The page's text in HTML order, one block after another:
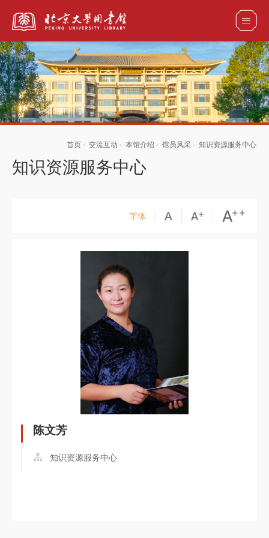
全部资源
首页 - 交流互动 - 本馆介绍 - 馆员风采 - 知识资源服务中心
知识资源服务中心
字体
陈文芳
知识资源服务中心